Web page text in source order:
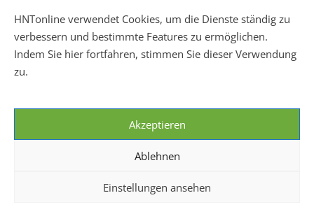
HNTonline verwendet Cookies, um die Dienste ständig zu
verbessern und bestimmte Features zu ermöglichen.
Indem Sie hier fortfahren, stimmen Sie dieser Verwendung
zu.
Akzeptieren
Ablehnen
Einstellungen ansehen
Mo – Fr 08:00 – 22:00 Uhr
Sa + So 10:00 – 18:00 Uhr